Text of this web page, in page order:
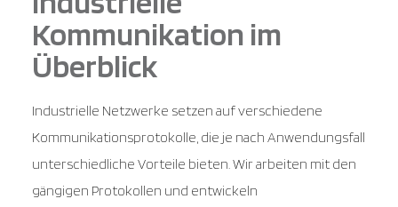
Kommunikation im
Überblick
Industrielle Netzwerke setzen auf verschiedene
Kommunikationsprotokolle, die je nach Anwendungsfall
unterschiedliche Vorteile bieten. Wir arbeiten mit den
gängigen Protokollen und entwickeln